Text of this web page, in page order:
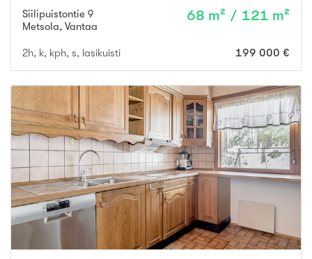
Siilipuistontie 9
Metsola, Vantaa
68 m² / 121 m²
2h, k, kph, s, lasikuisti 199 000 €